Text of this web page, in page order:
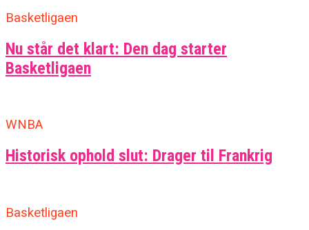
Basketligaen
Nu står det klart: Den dag starter
Basketligaen
WNBA
Historisk ophold slut: Drager til Frankrig
Basketligaen